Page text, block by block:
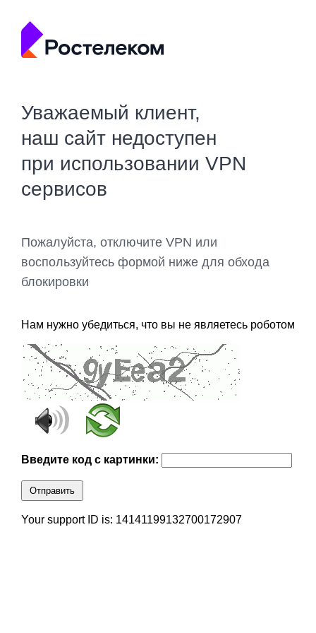
Уважаемый клиент,
наш сайт недоступен
при использовании VPN
сервисов
Пожалуйста, отключите VPN или
воспользуйтесь формой ниже для обхода
блокировки
Нам нужно убедиться, что вы не являетесь роботом
Введите код с картинки:
Отправить
Your support ID is: 14141199132700172907